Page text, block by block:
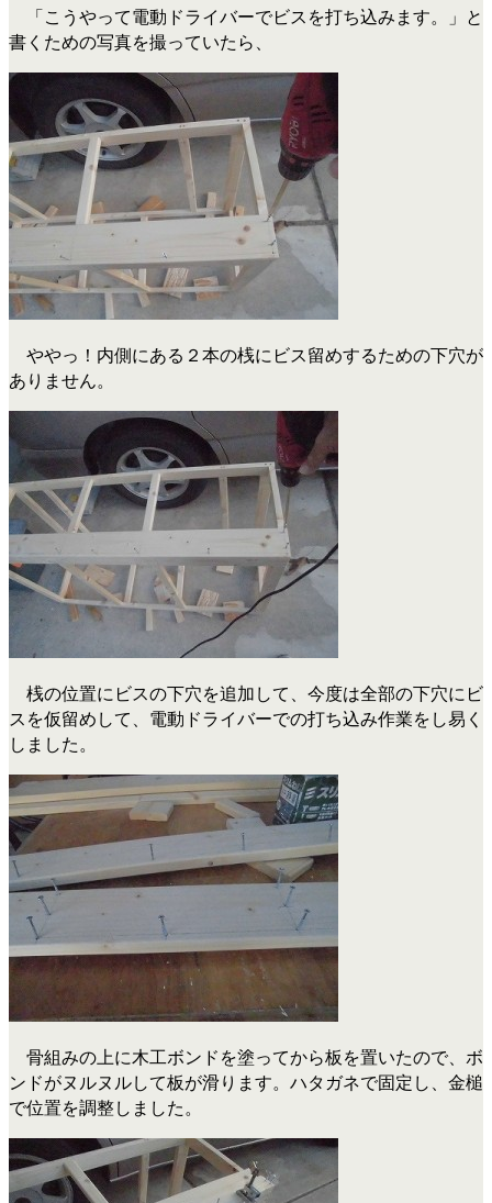
「こうやって電動ドライバーでビスを打ち込みます。」と
書くための写真を撮っていたら、
ややっ！内側にある２本の桟にビス留めするための下穴が
ありません。
桟の位置にビスの下穴を追加して、今度は全部の下穴にビ
スを仮留めして、電動ドライバーでの打ち込み作業をし易く
しました。
骨組みの上に木工ボンドを塗ってから板を置いたので、ボ
ンドがヌルヌルして板が滑ります。ハタガネで固定し、金槌
で位置を調整しました。